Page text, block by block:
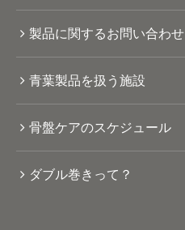
製品に関するお問い合わせ
青葉製品を扱う施設
骨盤ケアのスケジュール
ダブル巻きって？